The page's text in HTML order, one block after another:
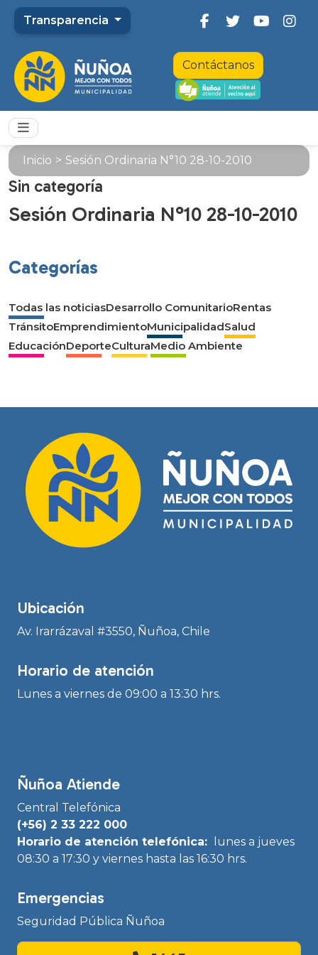
Transparencia
Contáctanos
Inicio > Sesión Ordinaria N°10 28-10-2010
Sin categoría
Sesión Ordinaria N°10 28-10-2010
Categorías
Todas las noticiasDesarrollo ComunitarioRentas
TránsitoEmprendimientoMunicipalidadSalud
EducaciónDeporteCulturaMedio Ambiente
Ubicación
Av. Irarrázaval #3550, Ñuñoa, Chile
Horario de atención
Lunes a viernes de 09:00 a 13:30 hrs.
Ñuñoa Atiende
Central Telefónica
(+56) 2 33 222 000
Horario de atención telefónica:
lunes a jueves
08:30 a 17:30 y viernes hasta las 16:30 hrs.
Emergencias
Seguridad Pública Ñuñoa